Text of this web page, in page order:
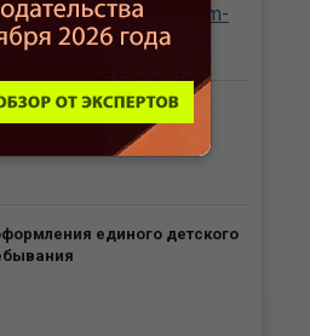
в Telegram-
.
единого детского